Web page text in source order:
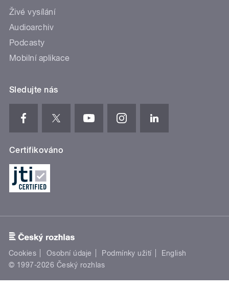
Živé vysílání
Audioarchiv
Podcasty
Mobilní aplikace
Sledujte nás
Certifikováno
Cookies Osobní údaje Podmínky užití
English
© 1997-2026 Český rozhlas